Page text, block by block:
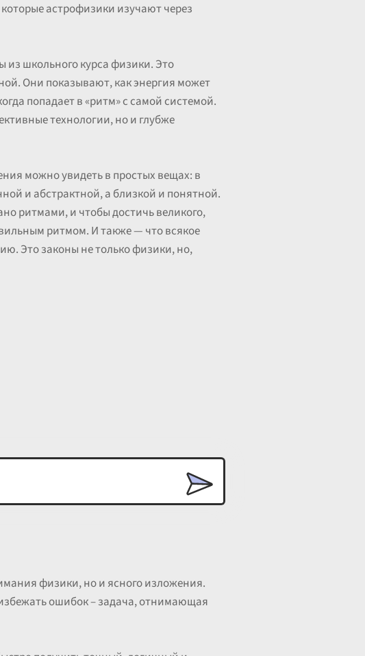
астрофизики изучают через
из школьного курса физики. Это
Они показывают, как энергия может
попадает в «ритм» с самой системой.
технологии, но и глубже
можно увидеть в простых вещах: в
и абстрактной, а близкой и понятной.
ритмами, и чтобы достичь великого,
ритмом. И также — что всякое
Это законы не только физики, но,
физики, но и ясного изложения.
ошибок – задача, отнимающая